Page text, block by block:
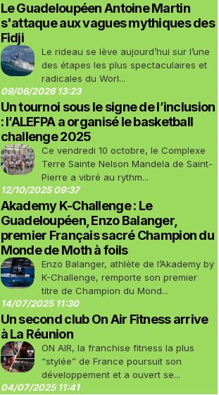
Le Guadeloupéen Antoine Martin
s'attaque aux vagues mythiques des
Fidji
Le rideau se lève aujourd’hui sur l’une
des étapes les plus spectaculaires et
radicales du Worl...
09/06/2026 13:23
Un tournoi sous le signe de l’inclusion
: l’ALEFPA a organisé le basketball
challenge 2025
Ce vendredi 10 octobre, le Complexe
Terre Sainte Nelson Mandela de Saint-
Pierre a vibré au rythm...
12/10/2025 09:37
Akademy K-Challenge : Le
Guadeloupéen, Enzo Balanger,
premier Français sacré Champion du
Monde de Moth à foils
Enzo Balanger, athlète de l’Akademy by
K-Challenge, remporte son premier
titre de Champion du Mond...
14/07/2025 11:30
Un second club On Air Fitness arrive
à La Réunion
ON AIR, la franchise fitness la plus
“stylée” de France poursuit son
développement et a ouvert se...
04/07/2025 11:41